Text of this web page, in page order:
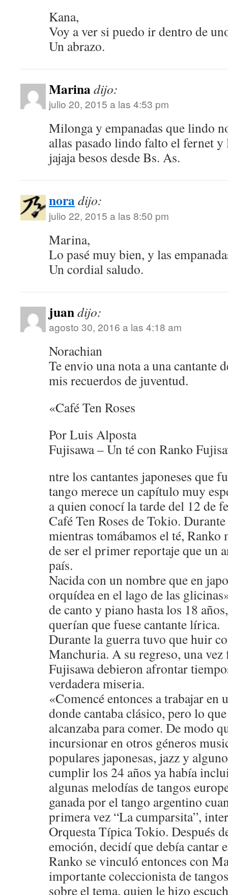
Kana,
Voy a ver si puedo ir dentro de
Un abrazo.
Marinadijo:
julio 20, 2015 a las 4:53 pm
Milonga y empanadas que lindo
allas pasado lindo falto el fernet y
jajaja besos desde Bs. As.
noradijo:
julio 22, 2015 a las 8:50 pm
Marina,
Lo pasé muy bien, y las
Un cordial saludo.
juandijo:
agosto 30, 2016 a las 4:18 am
Norachian
Te envio una nota a una cantante
mis recuerdos de juventud.
«Café Ten Roses
Por Luis Alposta
Fujisawa – Un té con Ranko
ntre los cantantes japoneses que
tango merece un capítulo muy
a quien conocí la tarde del 12 de
Café Ten Roses de Tokio.
mientras tomábamos el té, Ranko
de ser el primer reportaje que un
país.
Nacida con un nombre que en
orquídea en el lago de las
de canto y piano hasta los 18
querían que fuese cantante lírica.
Durante la guerra tuvo que huir
Manchuria. A su regreso, una
Fujisawa debieron afrontar
verdadera miseria.
«Comencé entonces a trabajar en
donde cantaba clásico, pero lo
alcanzaba para comer. De modo
incursionar en otros géneros
populares japonesas, jazz y
cumplir los 24 años ya había
algunas melodías de tangos
ganada por el tango argentino
primera vez “La cumparsita”,
Orquesta Típica Tokio. Después
emoción, decidí que debía cantar
Ranko se vinculó entonces con
importante coleccionista de
sobre el tema, quien le hizo